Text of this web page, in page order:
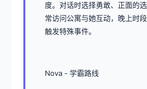
度。对话时选择勇敢、正面的
常访问公寓与她互动，晚上时
触发特殊事件。
Nova - 学霸路线